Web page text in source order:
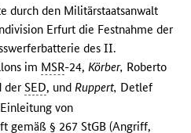
durch den Militärstaatsanwalt
Erfurt die Festnahme der
des II.
im MSR-24,Körber, Roberto
derSED, undRuppert, Detlef
von
gemäß § 267StGB (Angriff,